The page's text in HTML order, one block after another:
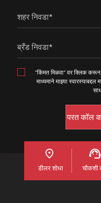
शहर निवडा*
ब्रँड निवडा*
“किंमत मिळवा” वर क्लिक
माध्यमाने माझ्या
डीलर शोधा चौकशी